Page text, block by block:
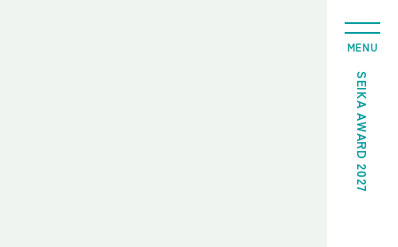
SEIKA AWARD 2027
MENU